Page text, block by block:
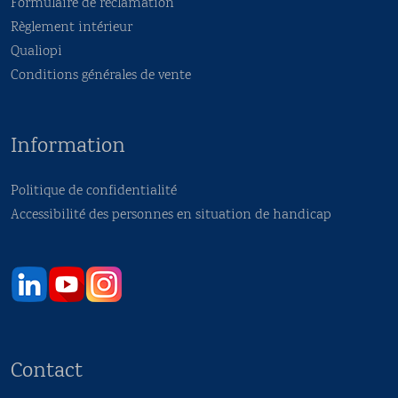
Formulaire de réclamation
Règlement intérieur
Qualiopi
Conditions générales de vente
Information
Politique de confidentialité
Accessibilité des personnes en situation de handicap
Contact